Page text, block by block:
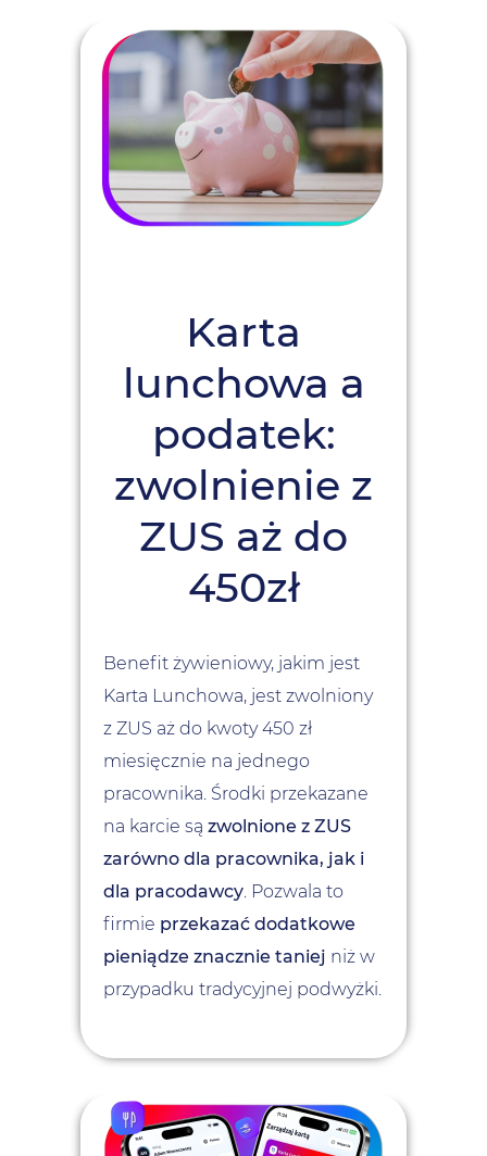
Karta
lunchowa a
podatek:
zwolnienie z
ZUS aż do
450zł
Benefit żywieniowy, jakim jest
Karta Lunchowa, jest zwolniony
z ZUS aż do kwoty 450 zł
miesięcznie na jednego
pracownika. Środki przekazane
na karcie są zwolnione z ZUS
zarówno dla pracownika, jak i
dla pracodawcy. Pozwala to
firmie przekazać dodatkowe
pieniądze znacznie taniej niż w
przypadku tradycyjnej podwyżki.